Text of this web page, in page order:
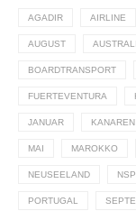
AGADIR AIRLINE
AUGUST
BOARDTRANSPORT
FUERTEVENTURA
JANUAR KANAREN
MAI MAROKKO
NEUSEELAND
PORTUGAL